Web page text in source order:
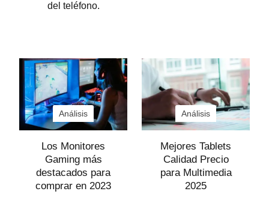
del teléfono.
Análisis
Los Monitores
Gaming más
destacados para
comprar en 2023
Análisis
Mejores Tablets
Calidad Precio
para Multimedia
2025